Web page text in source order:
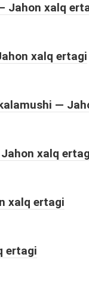
Jahon xalq
xalq ertagi
—
xalq
xalq ertagi
ertagi